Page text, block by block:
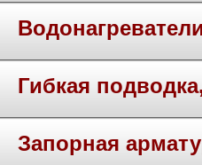
Гибкая
Запорная